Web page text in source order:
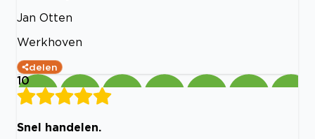
Jan Otten
Werkhoven
delen
10
Snel handelen.